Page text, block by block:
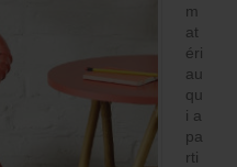
m
at
éri
au
qu
i a
pa
rti